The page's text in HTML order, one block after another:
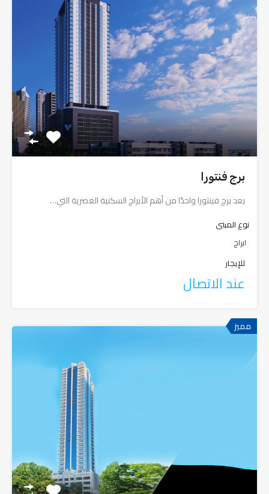
برج فنتورا
يعد برج فينتورا واحدًا من أهم الأبراج السكنية العصرية التي…
نوع المبنى
ابراج
للإيجار
عند الاتصال
مميز